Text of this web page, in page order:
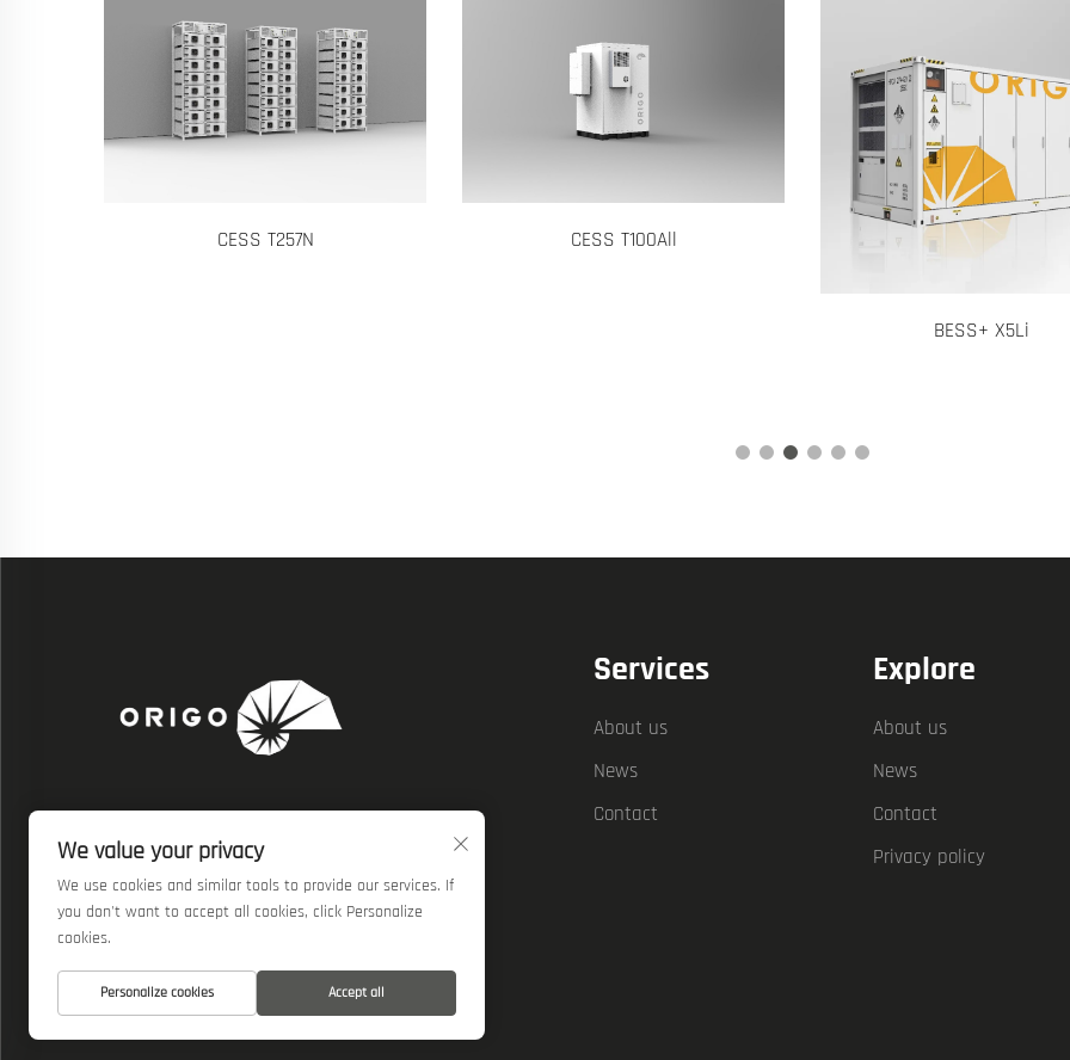
CESS T100All
HESS+X23M153
Get the latest ORIGO's progress, insights and
activities on renewable energy solutions.
Services
About us
News
Contact
Explore
About us
News
Contact
Privacy policy
We value your privacy
We use cookies and similar tools to provide our services. If
you don't want to accept all cookies, click Personalize
cookies.
Personalize cookies Accept all